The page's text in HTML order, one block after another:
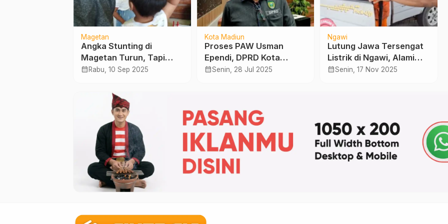
Magetan
Angka Stunting di
Magetan Turun, Tapi
Masih Tinggi
calendar_month Rabu, 10 Sep 2025
Kota Madiun
Proses PAW Usman
Ependi, DPRD Kota
Madiun Tunggu SK
calendar_monthSenin, 28 Jul 2025
Ngawi
Lutung Jawa Tersengat
Listrik di Ngawi, Alami
Luka Bakar Parah
calendar_monthSenin, 17 Nov 2025